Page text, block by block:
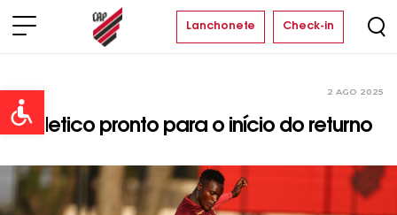
Open toolbar
Lanchonete Check-in
2 AGO 2025
Athletico pronto para o início do returno